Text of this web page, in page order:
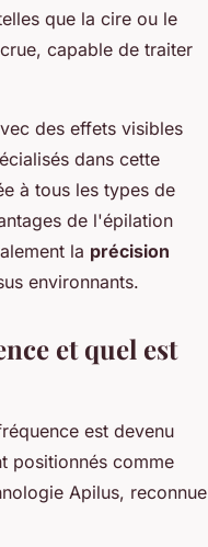
que la cire ou le
capable de traiter
des effets visibles
dans cette
à tous les types de
de l'épilation
la précision
environnants.
et quel est
est devenu
positionnés comme
Apilus, reconnue